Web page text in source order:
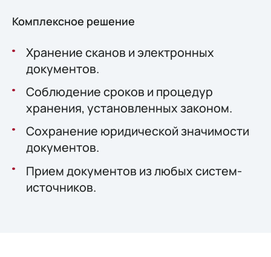
Комплексное решение
Хранение сканов и электронных
документов.
Соблюдение сроков и процедур
хранения, установленных законом.
Сохранение юридической значимости
документов.
Прием документов из любых систем-
источников.